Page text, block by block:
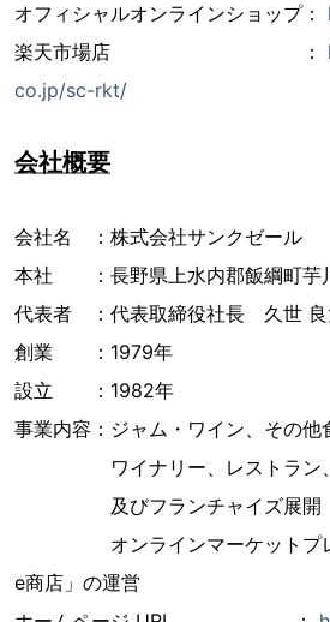
オフィシャルオンラインショップ：
楽天市場店 ：
co.jp/sc-rkt/
会社概要
会社名 ：株式会社サンクゼール
本社 ：長野県上水内郡飯綱町芋
代表者 ：代表取締役社長 久世 良
創業 ：1979年
設立 ：1982年
事業内容：ジャム・ワイン、その他
ワイナリー、レストラン、
及びフランチャイズ展開
オンラインマーケットプレ
e商店」の運営